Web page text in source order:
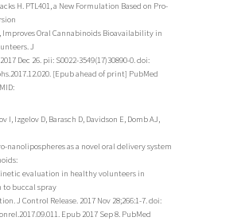
H. PTL401, a New Formulation Based on Pro-
Improves Oral Cannabinoids Bioavailability in
J
Dec 26. pii: S0022-3549(17)30890-0. doi:
[Epub ahead of print] PubMed
I, Izgelov D, Barasch D, Davidson E, Domb AJ,
nanolipospheres as a novel oral delivery system
evaluation in healthy volunteers in
to buccal spray
J Control Release. 2017 Nov 28;266:1-7. doi:
Epub 2017 Sep 8. PubMed